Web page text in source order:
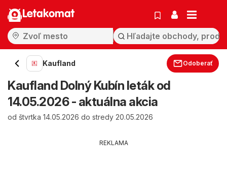
Letakomat
Kaufland Odoberať
Kaufland Dolný Kubín leták od
14.05.2026 - aktuálna akcia
od štvrtka 14.05.2026 do stredy 20.05.2026
REKLAMA